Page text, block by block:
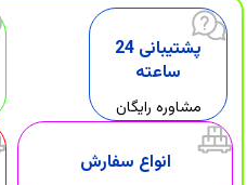
پشتیبانی 24
ساعته
مشاوره رایگان
انواع سفارش